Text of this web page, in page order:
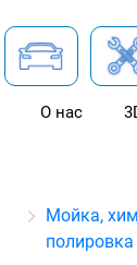
О нас
Мойка,
полировка